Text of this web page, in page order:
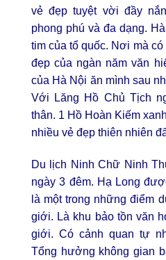
vẻ đẹp tuyệt vời đầy
phong phú và đa dạng.
tim của tổ quốc. Nơi mà
đẹp của ngàn năm văn
của Hà Nội ăn mình sau
Với Lăng Hồ Chủ Tịch
thân. 1 Hồ Hoàn Kiếm
nhiều vẻ đẹp thiên nhiên
Du lịch Ninh Chữ Ninh
ngày 3 đêm. Hạ Long
là một trong những điểm
giới. Là khu bảo tồn văn
giới. Có cảnh quan tự
Tổng hưởng không gian